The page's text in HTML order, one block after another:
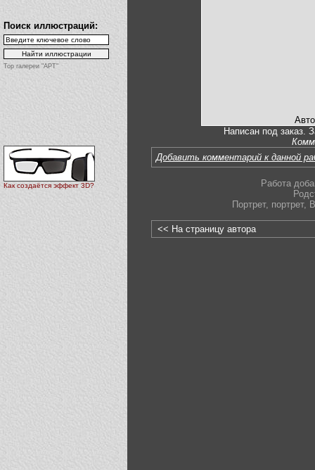
Поиск иллюстраций:
Top галереи "АРТ"
Как создаётся эффект 3D?
Написан под заказ.
Добавить комментарий к данной
Работа
Портрет, портрет,
<< На страницу автора